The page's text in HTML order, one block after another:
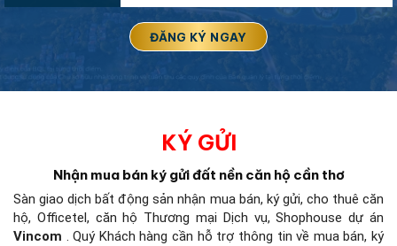
KÝ GỬI
Nhận mua bán ký gửi đất nền căn hộ cần thơ
Sàn giao dịch bất động sảnnhận mua bán, ký gửi, cho thuê căn
hộ, Officetel, căn hộ Thương mại Dịch vụ, Shophouse dự án
Vincom .Quý Khách hàng cần hỗ trợ thông tin về mua bán, ký